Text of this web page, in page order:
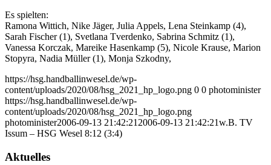
Es spielten:
Ramona Wittich, Nike Jäger, Julia Appels, Lena Steinkamp (4),
Sarah Fischer (1), Svetlana Tverdenko, Sabrina Schmitz (1),
Vanessa Korczak, Mareike Hasenkamp (5), Nicole Krause, Marion
Stopyra, Nadia Müller (1), Monja Szkodny,
https://hsg.handballinwesel.de/wp-
content/uploads/2020/08/hsg_2021_hp_logo.png 0 0 photominister
https://hsg.handballinwesel.de/wp-
content/uploads/2020/08/hsg_2021_hp_logo.png
photominister2006-09-13 21:42:21 2006-09-13 21:42:21w.B. TV
Issum – HSG Wesel 8:12 (3:4)
Aktuelles